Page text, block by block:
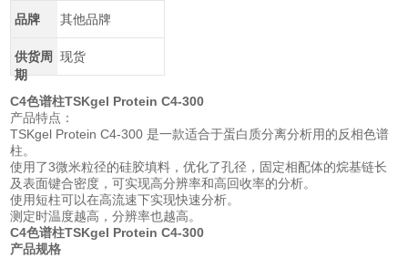
品牌 其他品牌
供货周
期
现货
C4色谱柱TSKgel Protein C4-300
产品特点：
TSKgel Protein C4-300 是一款适合于蛋白质分离分析用的反相色谱
柱。
使用了3微米粒径的硅胶填料，优化了孔径，固定相配体的烷基链长
及表面键合密度，可实现高分辨率和高回收率的分析。
使用短柱可以在高流速下实现快速分析。
测定时温度越高，分辨率也越高。
C4色谱柱TSKgel Protein C4-300
产品规格